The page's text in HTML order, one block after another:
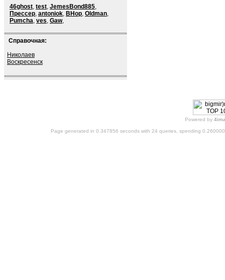
46ghost, test, JemesBond885,
Прессер, antoniok, BHop, Oldman,
Pumcha, ves, Gaw,
Справочная:
Николаев
Воскресенск
Powered by
Page generated in 0.347856 seconds with 24 queries, spending